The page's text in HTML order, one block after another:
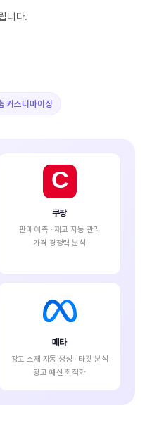
니다.
커스터마이징
쿠팡
판매 예측 · 재고 자동 관리
가격 경쟁력 분석
메타
광고 소재 자동 생성 · 타깃 분석
광고 예산 최적화